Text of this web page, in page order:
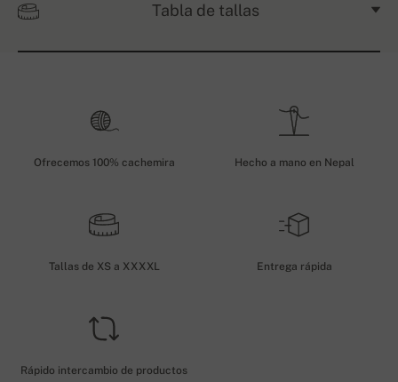
Tabla de tallas
Ofrecemos 100% cachemira Hecho a mano en Nepal
Tallas de XS a XXXXL Entrega rápida
Rápido intercambio de productos